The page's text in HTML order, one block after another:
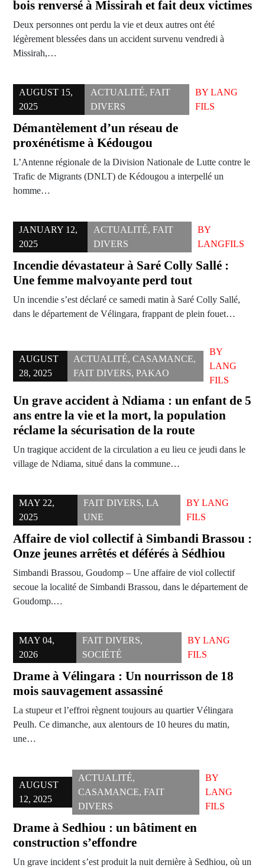
bois renversé à Missirah et fait deux victimes
Deux personnes ont perdu la vie et deux autres ont été
légèrement blessées dans un accident survenu vendredi à
Missirah,…
AUGUST 15,
2025
ACTUALITÉ, FAIT
DIVERS
BY LANG
FILS
Démantèlement d’un réseau de
proxénétisme à Kédougou
L’Antenne régionale de la Division Nationale de Lutte contre le
Trafic de Migrants (DNLT) de Kédougou a interpellé un
homme…
JANUARY 12,
2025
ACTUALITÉ,FAIT
DIVERS
BY
LANGFILS
Incendie dévastateur à Saré Colly Sallé :
Une femme malvoyante perd tout
Un incendie s’est déclaré ce samedi matin à Saré Colly Sallé,
dans le département de Vélingara, frappant de plein fouet…
AUGUST
28, 2025
ACTUALITÉ, CASAMANCE,
FAIT DIVERS, PAKAO
BY
LANG
FILS
Un grave accident à Ndiama : un enfant de 5
ans entre la vie et la mort, la population
réclame la sécurisation de la route
Un tragique accident de la circulation a eu lieu ce jeudi dans le
village de Ndiama, situé dans la commune…
MAY 22,
2025
FAIT DIVERS,LA
UNE
BY LANG
FILS
Affaire de viol collectif à Simbandi Brassou :
Onze jeunes arrêtés et déférés à Sédhiou
Simbandi Brassou, Goudomp – Une affaire de viol collectif
secoue la localité de Simbandi Brassou, dans le département de
Goudomp.…
MAY 04,
2026
FAIT DIVERS,
SOCIÉTÉ
BY LANG
FILS
Drame à Vélingara : Un nourrisson de 18
mois sauvagement assassiné
La stupeur et l’effroi règnent toujours au quartier Vélingara
Peulh. Ce dimanche, aux alentours de 10 heures du matin,
une…
AUGUST
12, 2025
ACTUALITÉ,
CASAMANCE,FAIT
DIVERS
BY
LANG
FILS
Drame à Sedhiou : un bâtiment en
construction s’effondre
Un grave incident s’est produit la nuit dernière à Sedhiou, où un